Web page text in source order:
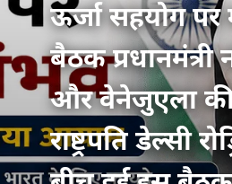
ऊर्जा सहयोग पर
बैठक प्रधानमंत्री
और वेनेजुएला की
राष्ट्रपति डेल्सी